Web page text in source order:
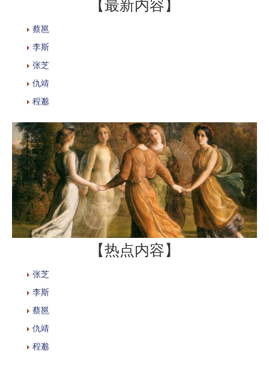
【最新内容】
蔡邕
李斯
张芝
仇靖
程邈
【热点内容】
张芝
李斯
蔡邕
仇靖
程邈